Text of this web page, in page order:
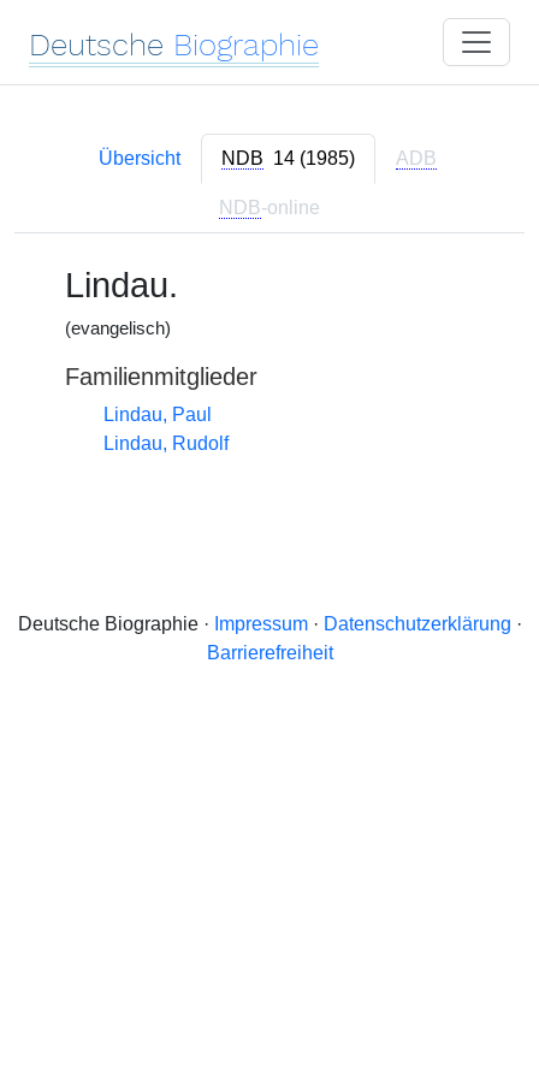
Deutsche Biographie
Übersicht NDB 14 (1985) ADB
NDB-online
Lindau.
(evangelisch)
Familienmitglieder
Lindau, Paul
Lindau, Rudolf
Deutsche Biographie · Impressum· Datenschutzerklärung ·
Barrierefreiheit